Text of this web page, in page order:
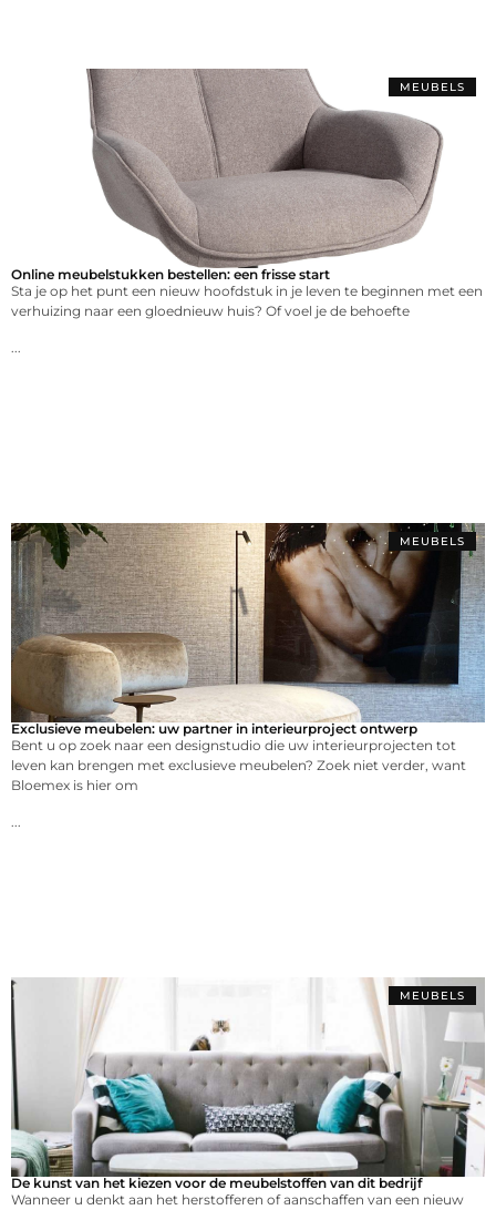
MEUBELS
Online meubelstukken bestellen: een frisse start
Sta je op het punt een nieuw hoofdstuk in je leven te beginnen met een
verhuizing naar een gloednieuw huis? Of voel je de behoefte
MEUBELS
Exclusieve meubelen: uw partner in interieurproject ontwerp
Bent u op zoek naar een designstudio die uw interieurprojecten tot
leven kan brengen met exclusieve meubelen? Zoek niet verder, want
Bloemex is hier om
MEUBELS
De kunst van het kiezen voor de meubelstoffen van dit bedrijf
Wanneer u denkt aan het herstofferen of aanschaffen van een nieuw